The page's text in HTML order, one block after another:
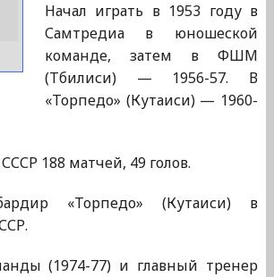
Начал играть в 1953 году в
Самтредиа в юношеской
команде, затем в ФШМ
(Тбилиси) — 1956-57. В
«Торпедо» (Кутаиси) — 1960-
188 матчей, 49 голов.
«Торпедо» (Кутаиси) в
(1974-77) и главный тренер